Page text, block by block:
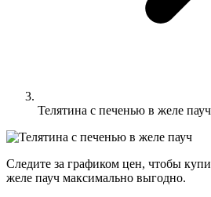
Телятина с печенью в желе пауч
Следите за графиком цен, чтобы
желе пауч максимально выгодно.